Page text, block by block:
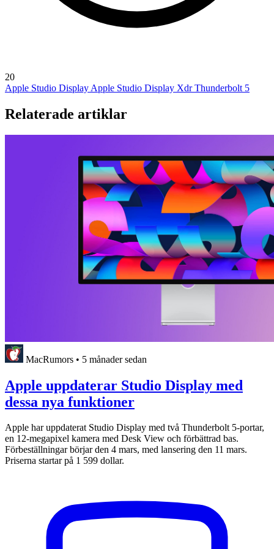
20
Apple Studio Display Apple Studio Display XdrThunderbolt 5
Relaterade artiklar
MacRumors • 5 månader sedan
Apple uppdaterar Studio Display med
dessa nya funktioner
Apple har uppdaterat Studio Display med två Thunderbolt 5-portar,
en 12-megapixel kamera med Desk View och förbättrad bas.
Förbeställningar börjar den 4 mars, med lansering den 11 mars.
Priserna startar på 1 599 dollar.